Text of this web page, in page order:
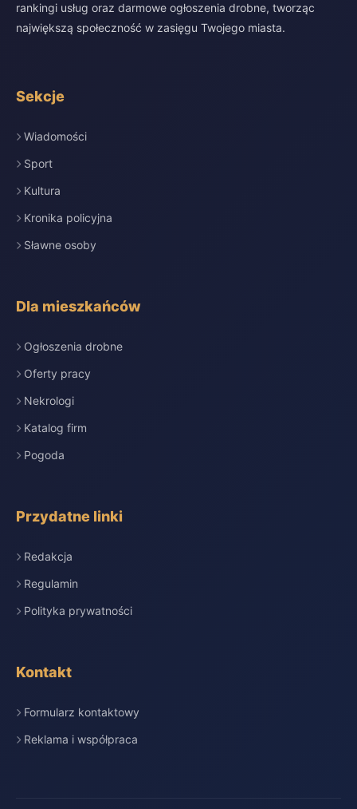
rankingi usług oraz darmowe ogłoszenia drobne, tworząc
największą społeczność w zasięgu Twojego miasta.
Sekcje
Wiadomości
Sport
Kultura
Kronika policyjna
Sławne osoby
Dla mieszkańców
Ogłoszenia drobne
Oferty pracy
Nekrologi
Katalog firm
Pogoda
Przydatne linki
Redakcja
Regulamin
Polityka prywatności
Kontakt
Formularz kontaktowy
Reklama i współpraca